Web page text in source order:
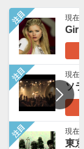
注目 現在
注目 現在
注目 現在
東